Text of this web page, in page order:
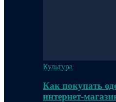
Культура
Как покупать
интернет-